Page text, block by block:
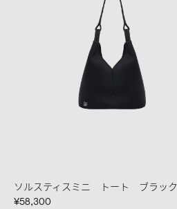
ソルスティスミニ トート ブラック
¥58,300